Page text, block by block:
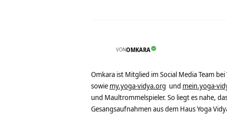
VONOMKARA
Omkara ist Mitglied im Social Media Team
sowie my.yoga-vidya.org und mein.yoga-
und Maultrommelspieler. So liegt es nahe,
Gesangsaufnahmen aus dem Haus Yoga